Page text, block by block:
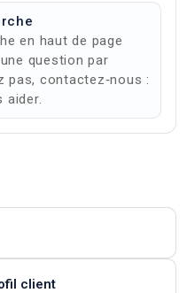
en haut de page
question par
pas, contactez‑nous :
aider.
bord et profil client